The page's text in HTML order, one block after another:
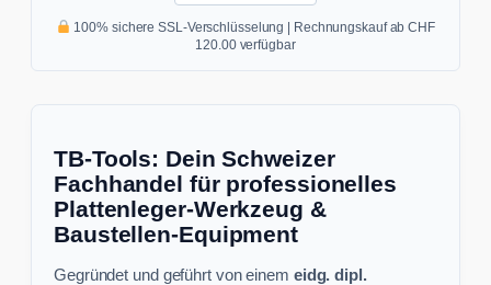
100% sichere SSL-Verschlüsselung | Rechnungskauf ab CHF
120.00 verfügbar
TB-Tools: Dein Schweizer
Fachhandel für professionelles
Plattenleger-Werkzeug &
Baustellen-Equipment
Gegründet und geführt von einem eidg. dipl.